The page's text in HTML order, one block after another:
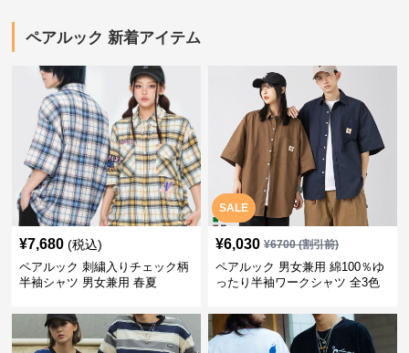
ペアルック 新着アイテム
¥7,680 (税込)
ペアルック 刺繍入りチェック柄
半袖シャツ 男女兼用 春夏
SALE
¥6,030 ¥6700(割引前)
ペアルック 男女兼用 綿100％ゆ
ったり半袖ワークシャツ 全3色